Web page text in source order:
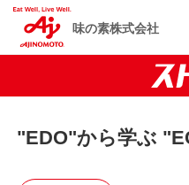
味の素株式会社
"EDO"から学ぶ